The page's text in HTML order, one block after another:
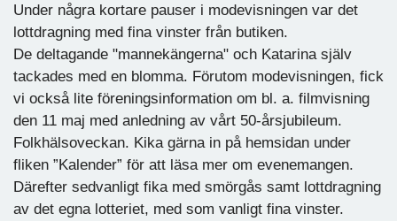
Under några kortare pauser i modevisningen var det
lottdragning med fina vinster från butiken.
De deltagande "mannekängerna" och Katarina själv
tackades med en blomma. Förutom modevisningen, fick
vi också lite föreningsinformation om bl. a. filmvisning
den 11 maj med anledning av vårt 50-årsjubileum.
Folkhälsoveckan. Kika gärna in på hemsidan under
fliken ”Kalender” för att läsa mer om evenemangen.
Därefter sedvanligt fika med smörgås samt lottdragning
av det egna lotteriet, med som vanligt fina vinster.